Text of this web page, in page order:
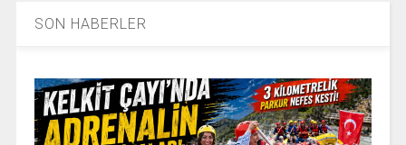
SON HABERLER